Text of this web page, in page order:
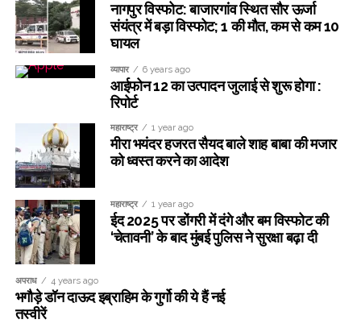
नागपुर विस्फोट: बाजारगांव स्थित सौर ऊर्जा
संयंत्र में बड़ा विस्फोट; 1 की मौत, कम से कम 10
घायल
व्यापार 6 years ago
आईफोन 12 का उत्पादन जुलाई से शुरू होगा :
रिपोर्ट
महाराष्ट्र 1 year ago
मीरा भयंदर हजरत सैयद बाले शाह बाबा की मजार
को ध्वस्त करने का आदेश
महाराष्ट्र 1 year ago
ईद 2025 पर डोंगरी में दंगे और बम विस्फोट की
‘चेतावनी’ के बाद मुंबई पुलिस ने सुरक्षा बढ़ा दी
अपराध 4 years ago
भगौड़े डॉन दाऊद इब्राहिम के गुर्गो की ये हैं नई
तस्वीरें